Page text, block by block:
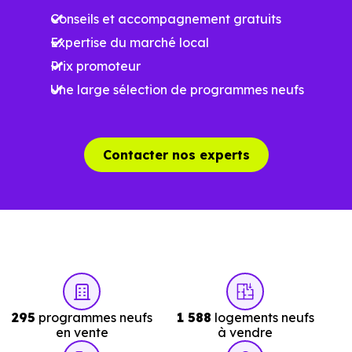
programme. Notre moteur de recherche vous permet
d'explorer et de filtrer l'ensemble des programmes
disponibles à Laubach (67580) selon votre budget.
résidences secondaires.
[[PourcentageLocataires] % de locataires, Laubach
compte, pour tout projet d'investissement ou d'achat de
résidence principale..
Conseils et accompagnement gratuits
Expertise du marché local
Prix promoteur
Une large sélection de programmes neufs
Contacter nos experts
295 programmes neufs
en vente
1 588 logements neufs
à vendre